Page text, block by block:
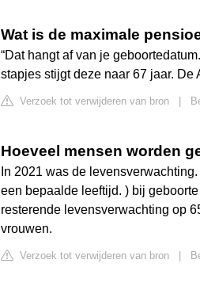
Wat is de maximale
“Dat hangt af van je
stapjes stijgt deze naar 67 jaar. De
Verzoek tot verwijderen van bron
Hoeveel mensen worden
In 2021 was de
een bepaalde leeftijd. ) bij
resterende levensverwachting op
vrouwen.
Verzoek tot verwijderen van bron